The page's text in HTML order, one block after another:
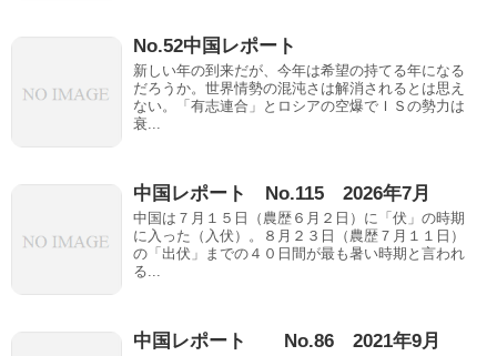
No.52中国レポート
新しい年の到来だが、今年は希望の持てる年になる
だろうか。世界情勢の混沌さは解消されるとは思え
ない。「有志連合」とロシアの空爆でＩＳの勢力は
衰...
中国レポート No.115 2026年7月
中国は７月１５日（農歴６月２日）に「伏」の時期
に入った（入伏）。８月２３日（農歴７月１１日）
の「出伏」までの４０日間が最も暑い時期と言われ
る...
中国レポート No.86 2021年9月